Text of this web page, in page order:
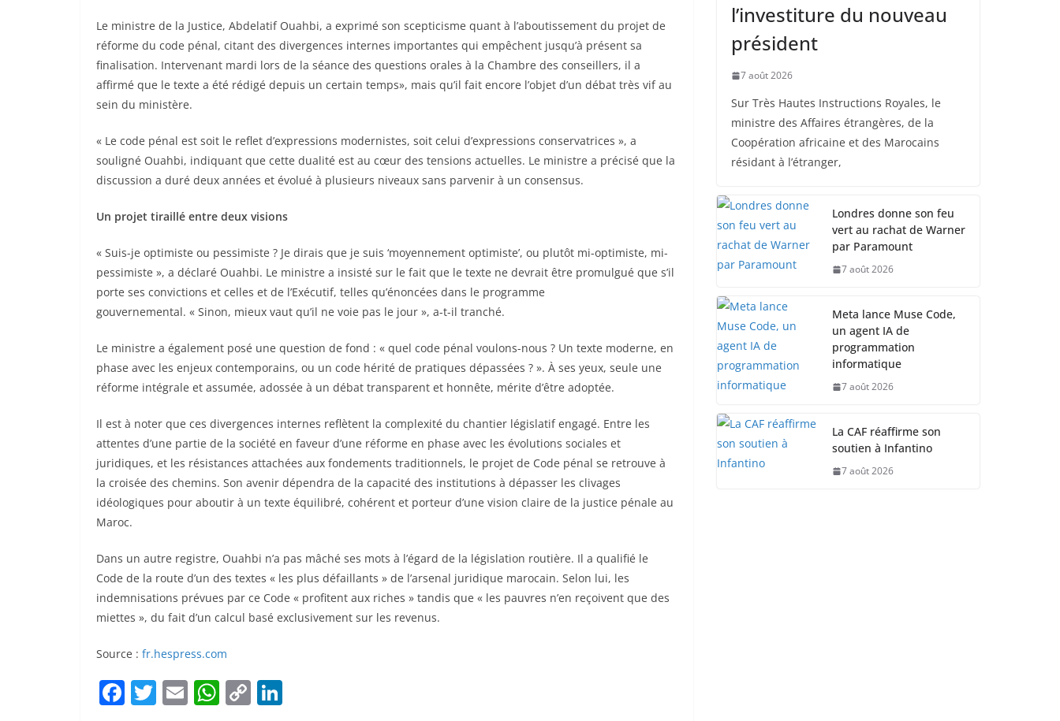
Le ministre de la Justice, Abdelatif Ouahbi, a exprimé son scepticisme quant à l’aboutissement du projet de
réforme du code pénal, citant des divergences internes importantes qui empêchent jusqu’à présent sa
finalisation. Intervenant mardi lors de la séance des questions orales à la Chambre des conseillers, il a
affirmé que le texte a été rédigé depuis un certain temps», mais qu’il fait encore l’objet d’un débat très vif au
sein du ministère.
« Le code pénal est soit le reflet d’expressions modernistes, soit celui d’expressions conservatrices », a
souligné Ouahbi, indiquant que cette dualité est au cœur des tensions actuelles. Le ministre a précisé que la
discussion a duré deux années et évolué à plusieurs niveaux sans parvenir à un consensus.
Un projet tiraillé entre deux visions
« Suis-je optimiste ou pessimiste ? Je dirais que je suis ‘moyennement optimiste’, ou plutôt mi-optimiste, mi-
pessimiste », a déclaré Ouahbi. Le ministre a insisté sur le fait que le texte ne devrait être promulgué que s’il
porte ses convictions et celles et de l’Exécutif, telles qu’énoncées dans le programme
gouvernemental. « Sinon, mieux vaut qu’il ne voie pas le jour », a-t-il tranché.
Le ministre a également posé une question de fond : « quel code pénal voulons-nous ? Un texte moderne, en
phase avec les enjeux contemporains, ou un code hérité de pratiques dépassées ? ». À ses yeux, seule une
réforme intégrale et assumée, adossée à un débat transparent et honnête, mérite d’être adoptée.
Il est à noter que ces divergences internes reflètent la complexité du chantier législatif engagé. Entre les
attentes d’une partie de la société en faveur d’une réforme en phase avec les évolutions sociales et
juridiques, et les résistances attachées aux fondements traditionnels, le projet de Code pénal se retrouve à
la croisée des chemins. Son avenir dépendra de la capacité des institutions à dépasser les clivages
idéologiques pour aboutir à un texte équilibré, cohérent et porteur d’une vision claire de la justice pénale au
Maroc.
Dans un autre registre, Ouahbi n’a pas mâché ses mots à l’égard de la législation routière. Il a qualifié le
Code de la route d’un des textes « les plus défaillants » de l’arsenal juridique marocain. Selon lui, les
indemnisations prévues par ce Code « profitent aux riches » tandis que « les pauvres n’en reçoivent que des
miettes », du fait d’un calcul basé exclusivement sur les revenus.
Source : fr.hespress.com
F T E W C
l’investiture du nouveau
président
7 août 2026
Sur Très Hautes Instructions Royales, le
ministre des Affaires étrangères, de la
Coopération africaine et des Marocains
résidant à l’étranger,
Londres donne son feu
vert au rachat de Warner
par Paramount
7 août 2026
Meta lance Muse Code,
un agent IA de
programmation
informatique
7 août 2026
La CAF réaffirme son
soutien à Infantino
7 août 2026